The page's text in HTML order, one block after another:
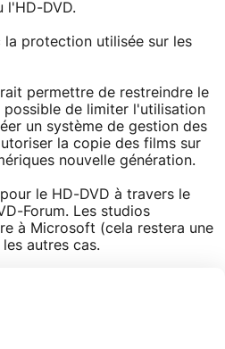
l'HD-DVD.
la protection utilisée sur les
permettre de restreindre le
possible de limiter l'utilisation
un système de gestion des
la copie des films sur
nouvelle génération.
le HD-DVD à travers le
Forum. Les studios
à Microsoft (cela restera une
autres cas.